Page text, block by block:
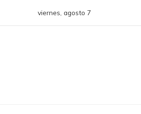
viernes, agosto 7